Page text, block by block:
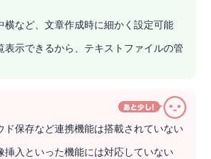
横など、文章作成時に細かく設定可能
表示できるから、テキストファイルの管
ド保存など連携機能は搭載されていない
挿入といった機能には対応していない